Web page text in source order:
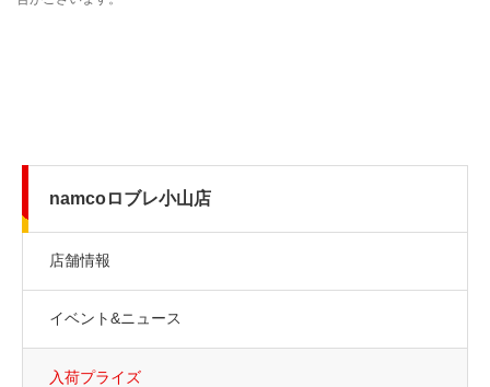
namcoロブレ小山店
店舗情報
イベント&ニュース
入荷プライズ